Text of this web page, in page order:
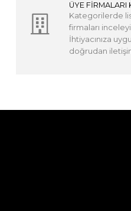
ÜYE FİRMALARI
Kategorilerde
firmaları
İhtiyacınıza
doğrudan